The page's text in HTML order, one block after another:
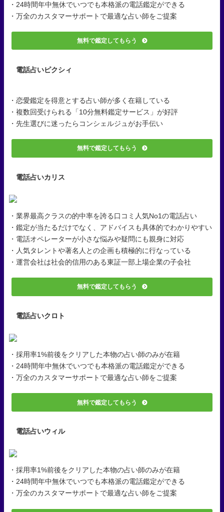
・24時間年中無休でいつでも本格派の電話鑑定ができる
・万全のカスタマーサポートで最適な占い師をご提案
無料で鑑定してもらう
電話占いピクシィ
・恋愛鑑定を得意とする占い師が多く在籍している
・複数回受けられる「10分無料鑑定サービス」が好評
・先生選びに迷ったらコンシェルジュがお手伝い
無料で鑑定してもらう
電話占いカリス
・業界最高クラスの的中率を誇る口コミ人気No1の電話占い
・鑑定が当たるだけでなく、アドバイスも具体的でわかりやすい
・電話オペレーターが小さな悩みや疑問にも親身に対応
・人気タレントや著名人との企画も積極的に行なっている
・運営会社は社会的信用のある東証一部上場企業の子会社
無料で鑑定してもらう
電話占いクロト
・採用率1%前後をクリアした本物の占い師のみが在籍
・24時間年中無休でいつでも本格派の電話鑑定ができる
・万全のカスタマーサポートで最適な占い師をご提案
無料で鑑定してもらう
電話占いウィル
・採用率1%前後をクリアした本物の占い師のみが在籍
・24時間年中無休でいつでも本格派の電話鑑定ができる
・万全のカスタマーサポートで最適な占い師をご提案